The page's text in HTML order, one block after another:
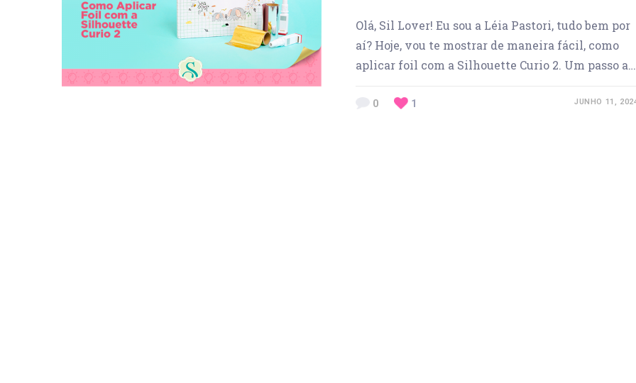
Olá, Sil Lover! Eu sou a Léia Pastori, tudo bem por
aí? Hoje, vou te mostrar de maneira fácil, como
aplicar foil com a Silhouette Curio 2. Um passo a…
0 1 JUNHO 11,